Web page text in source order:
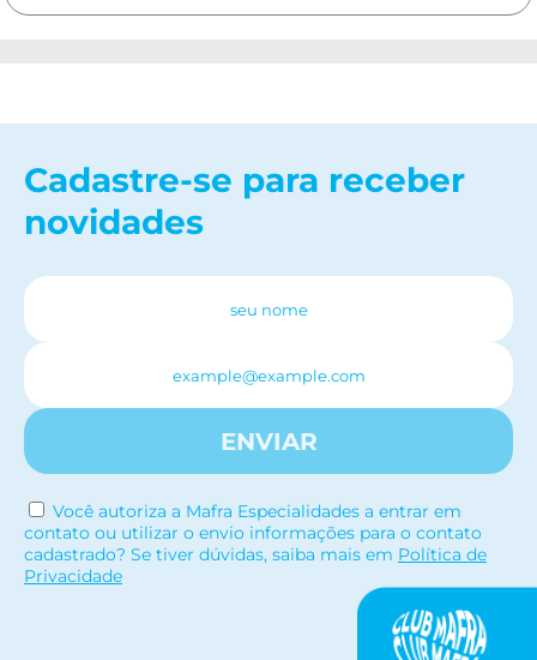
Cadastre-se para receber
novidades
ENVIAR
Você autoriza a Mafra Especialidades a entrar em
contato ou utilizar o envio informações para o contato
cadastrado? Se tiver dúvidas, saiba mais em Política de
Privacidade